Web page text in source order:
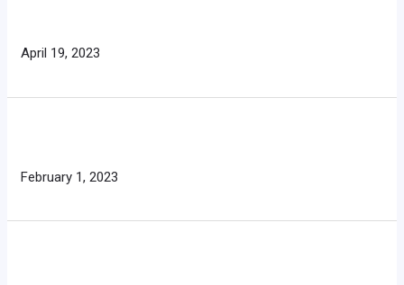
April 19, 2023
February 1, 2023